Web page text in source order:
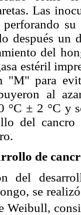
Las
después
del
estéril
"M" para
al
°C ± 2 °C y
del
de
del
se
Weibull,